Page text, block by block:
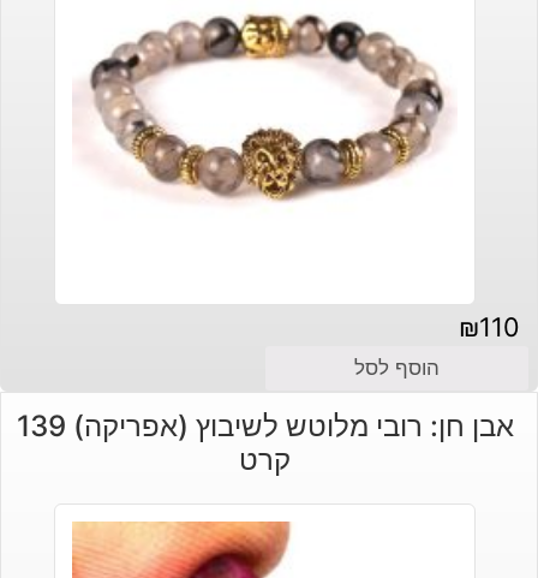
₪110
הוסף לסל
אבן חן: רובי מלוטש לשיבוץ (אפריקה) 139
קרט